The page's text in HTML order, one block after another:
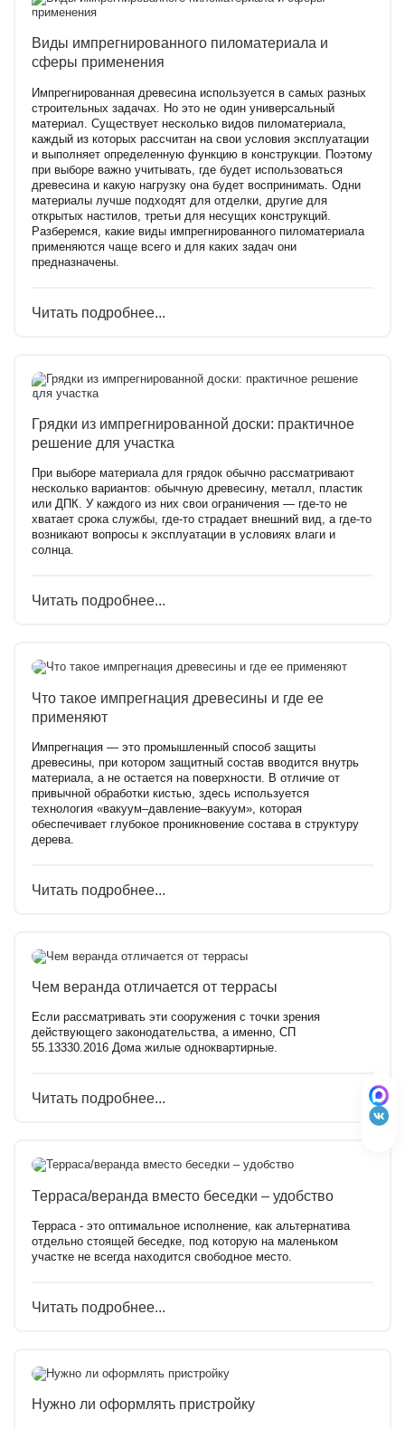
Виды импрегнированного пиломатериала и
сферы применения
Импрегнированная древесина используется в самых разных
строительных задачах. Но это не один универсальный
материал. Существует несколько видов пиломатериала,
каждый из которых рассчитан на свои условия эксплуатации
и выполняет определенную функцию в конструкции. Поэтому
при выборе важно учитывать, где будет использоваться
древесина и какую нагрузку она будет воспринимать. Одни
материалы лучше подходят для отделки, другие для
открытых настилов, третьи для несущих конструкций.
Разберемся, какие виды импрегнированного пиломатериала
применяются чаще всего и для каких задач они
предназначены.
Читать подробнее...
Грядки из импрегнированной доски: практичное
решение для участка
При выборе материала для грядок обычно рассматривают
несколько вариантов: обычную древесину, металл, пластик
или ДПК. У каждого из них свои ограничения — где-то не
хватает срока службы, где-то страдает внешний вид, а где-то
возникают вопросы к эксплуатации в условиях влаги и
солнца.
Читать подробнее...
Что такое импрегнация древесины и где ее
применяют
Импрегнация — это промышленный способ защиты
древесины, при котором защитный состав вводится внутрь
материала, а не остается на поверхности. В отличие от
привычной обработки кистью, здесь используется
технология «вакуум–давление–вакуум», которая
обеспечивает глубокое проникновение состава в структуру
дерева.
Читать подробнее...
Чем веранда отличается от террасы
Если рассматривать эти сооружения с точки зрения
действующего законодательства, а именно, СП
55.13330.2016 Дома жилые одноквартирные.
Читать подробнее...
Терраса/веранда вместо беседки – удобство
Терраса - это оптимальное исполнение, как альтернатива
отдельно стоящей беседке, под которую на маленьком
участке не всегда находится свободное место.
Читать подробнее...
Нужно ли оформлять пристройку